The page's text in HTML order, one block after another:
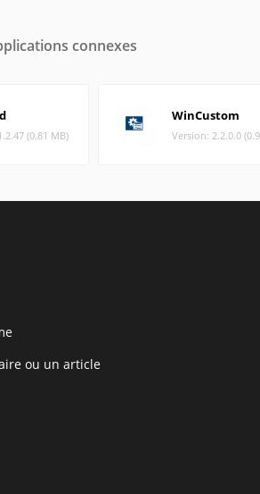
connexes
(0.81 MB)
WinCustom
Version: 2.2.0.0
ou un article